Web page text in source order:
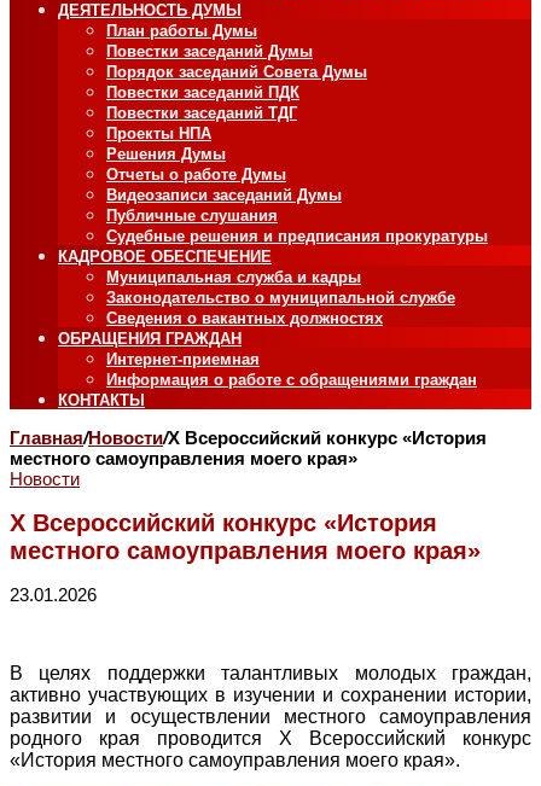
ДЕЯТЕЛЬНОСТЬ ДУМЫ
План работы Думы
Повестки заседаний Думы
Порядок заседаний Совета Думы
Повестки заседаний ПДК
Повестки заседаний ТДГ
Проекты НПА
Решения Думы
Отчеты о работе Думы
Видеозаписи заседаний Думы
Публичные слушания
Судебные решения и предписания прокуратуры
КАДРОВОЕ ОБЕСПЕЧЕНИЕ
Муниципальная служба и кадры
Законодательство о муниципальной службе
Сведения о вакантных должностях
ОБРАЩЕНИЯ ГРАЖДАН
Интернет-приемная
Информация о работе с обращениями граждан
КОНТАКТЫ
Главная/Новости/X Всероссийский конкурс «История
местного самоуправления моего края»
Новости
X Всероссийский конкурс «История
местного самоуправления моего края»
23.01.2026
В целях поддержки талантливых молодых граждан,
активно участвующих в изучении и сохранении истории,
развитии и осуществлении местного самоуправления
родного края проводится X Всероссийский конкурс
«История местного самоуправления моего края».